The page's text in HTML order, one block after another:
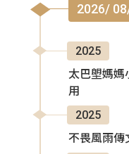
2026/
2025
太巴塱媽
用
2025
不畏風雨傳